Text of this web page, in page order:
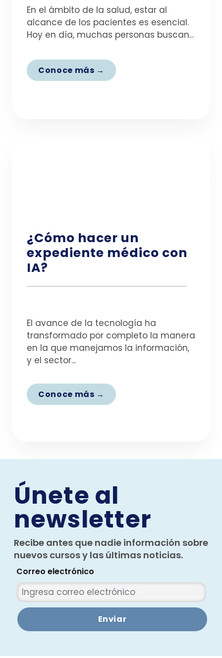
En el ámbito de la salud, estar al
alcance de los pacientes es esencial.
Hoy en día, muchas personas buscan...
Conoce más →
¿Cómo hacer un
expediente médico con
IA?
El avance de la tecnología ha
transformado por completo la manera
en la que manejamos la información,
y el sector...
Conoce más →
Únete al
newsletter
Recibe antes que nadie información sobre
nuevos cursos y las últimas noticias.
Correo electrónico
Enviar